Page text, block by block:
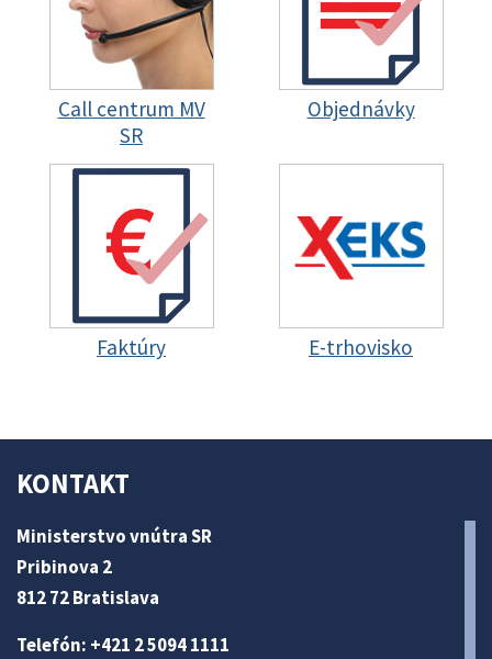
Call centrum MV
SR
Objednávky
Faktúry E-trhovisko
KONTAKT
Ministerstvo vnútra SR
Pribinova 2
812 72 Bratislava
Telefón: +421 2 5094 1111